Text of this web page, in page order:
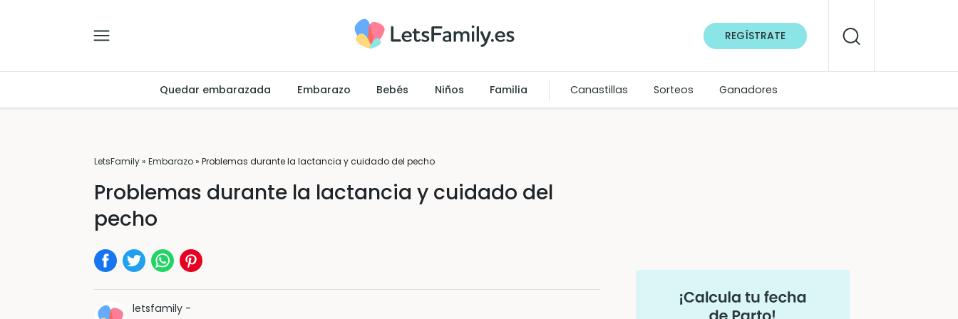
REGÍSTRATE
Quedar embarazada Embarazo Bebés Niños Familia Canastillas Sorteos Ganadores
LetsFamily» Embarazo» Problemas durante la lactancia y cuidado del pecho
Problemas durante la lactancia y cuidado del
pecho
letsfamily -